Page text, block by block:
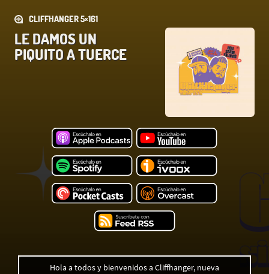
CLIFFHANGER 5×161
LE DAMOS UN
PIQUITO A TUERCE
Hola a todos y bienvenidos a Cliffhanger, nueva